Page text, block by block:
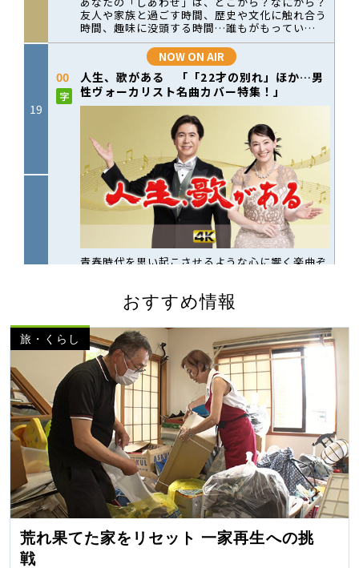
おすすめ情報
旅・くらし
荒れ果てた家をリセット 一家再生への挑
戦